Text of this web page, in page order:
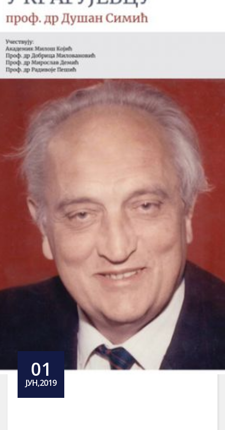
01
ЈУН,2019